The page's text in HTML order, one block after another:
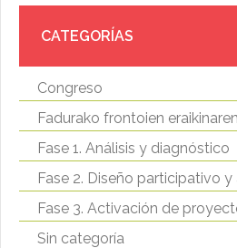
CATEGORÍAS
Congreso
Fadurako frontoien
Fase 1. Análisis y diagnóstico
Fase 2. Diseño participativo
Fase 3. Activación de
Sin categoría